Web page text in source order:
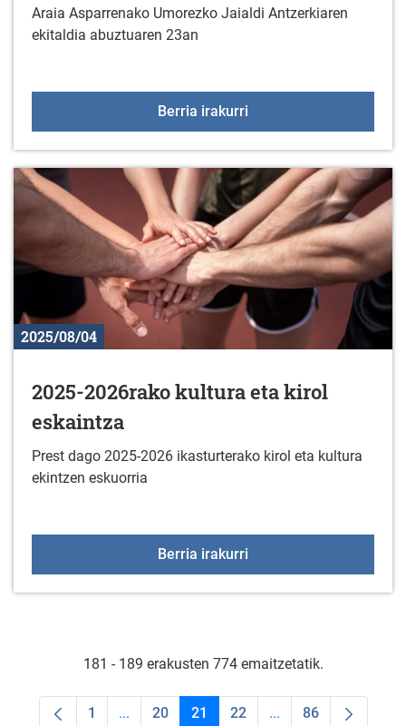
Araia Asparrenako Umorezko Jaialdi Antzerkiaren
ekitaldia abuztuaren 23an
Berria irakurri
2025/08/04
2025-2026rako kultura eta kirol
eskaintza
Prest dago 2025-2026 ikasturterako kirol eta kultura
ekintzen eskuorria
Berria irakurri
181 - 189 erakusten 774 emaitzetatik.
Orrialdea
1 ...Intermediate Pages Use TAB to navigate.
Orrialdea
20 Orrialdea
21 Orrialdea
22 ...Intermediate Pages
Orrialdea
86